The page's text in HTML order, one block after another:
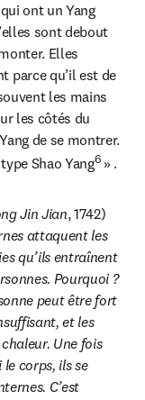
ont un Yang
sont debout
Elles
parce qu’il est de
les mains
les côtés du
de se montrer.
Shao Yang6 » .
Jin Jian, 1742)
attaquent les
qu’ils entraînent
Pourquoi ?
peut être fort
et les
Une fois
corps, ils se
C’est